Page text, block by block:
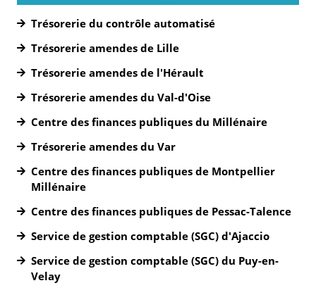
Trésorerie du contrôle automatisé
Trésorerie amendes de Lille
Trésorerie amendes de l'Hérault
Trésorerie amendes du Val-d'Oise
Centre des finances publiques du Millénaire
Trésorerie amendes du Var
Centre des finances publiques de Montpellier
Millénaire
Centre des finances publiques de Pessac-Talence
Service de gestion comptable (SGC) d'Ajaccio
Service de gestion comptable (SGC) du Puy-en-
Velay